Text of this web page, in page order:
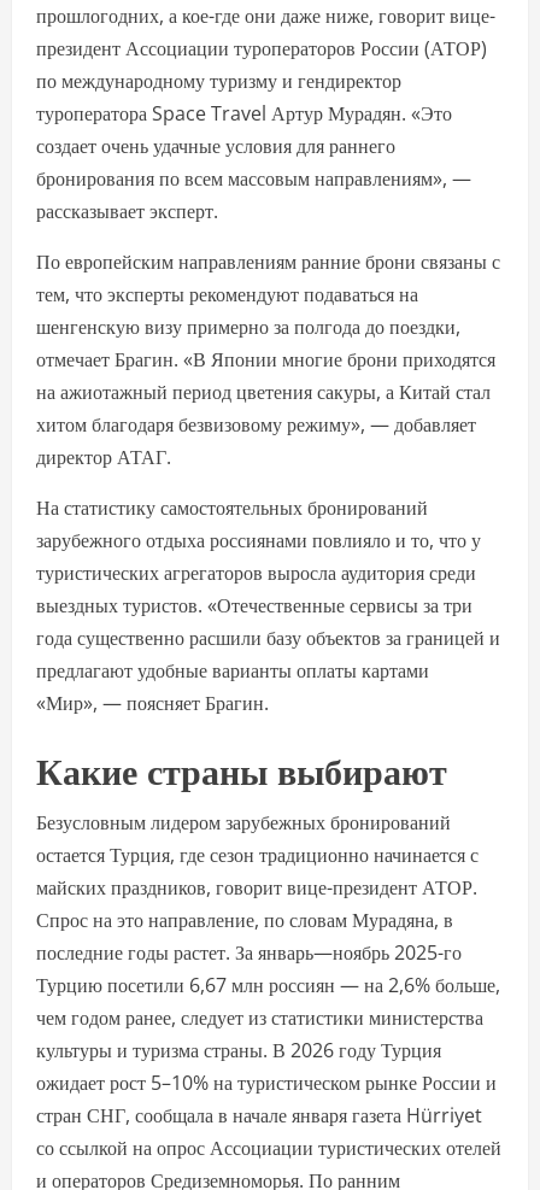
прошлогодних, а кое-где они даже ниже, говорит вице-
президент Ассоциации туроператоров России (АТОР)
по международному туризму и гендиректор
туроператора Space Travel Артур Мурадян. «Это
создает очень удачные условия для раннего
бронирования по всем массовым направлениям», —
рассказывает эксперт.
По европейским направлениям ранние брони связаны с
тем, что эксперты рекомендуют подаваться на
шенгенскую визу примерно за полгода до поездки,
отмечает Брагин. «В Японии многие брони приходятся
на ажиотажный период цветения сакуры, а Китай стал
хитом благодаря безвизовому режиму», — добавляет
директор АТАГ.
На статистику самостоятельных бронирований
зарубежного отдыха россиянами повлияло и то, что у
туристических агрегаторов выросла аудитория среди
выездных туристов. «Отечественные сервисы за три
года существенно расшили базу объектов за границей и
предлагают удобные варианты оплаты картами
«Мир», — поясняет Брагин.
Какие страны выбирают
Безусловным лидером зарубежных бронирований
остается Турция, где сезон традиционно начинается с
майских праздников, говорит вице-президент АТОР.
Спрос на это направление, по словам Мурадяна, в
последние годы растет. За январь—ноябрь 2025-го
Турцию посетили 6,67 млн россиян — на 2,6% больше,
чем годом ранее, следует из статистики министерства
культуры и туризма страны. В 2026 году Турция
ожидает рост 5–10% на туристическом рынке России и
стран СНГ, сообщала в начале января газета Hürriyet
со ссылкой на опрос Ассоциации туристических отелей
и операторов Средиземноморья. По ранним